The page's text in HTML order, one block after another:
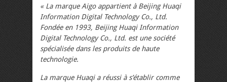
« La marque Aigo appartient à Beijing Huaqi
Information Digital Technology Co., Ltd.
Fondée en 1993, Beijing Huaqi Information
Digital Technology Co., Ltd. est une société
spécialisée dans les produits de haute
technologie.
La marque Huaqi a réussi à s’établir comme